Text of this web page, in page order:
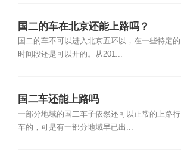
国二的车在北京还能上路吗？
国二的车不可以进入北京五环以，在一些特定的
时间段还是可以开的。从201...
国二车还能上路吗
一部分地域的国二车子依然还可以正常的上路行
车的，可是有一部分地域早已出...